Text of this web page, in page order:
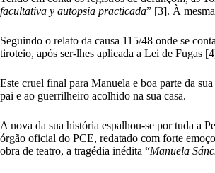
facultativa y autopsia practicada” [3]. À
Seguindo o relato da causa 115/48 onde se
tiroteio, após ser-lhes aplicada a Lei de Fugas
Este cruel final para Manuela e boa parte da
pai e ao guerrilheiro acolhido na sua casa.
A nova da sua história espalhou-se por tuda a
órgão oficial do PCE, redatado com forte
obra de teatro, a tragédia inédita “Manuela